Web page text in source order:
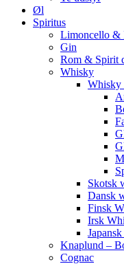
Øl
Spiritus
Limoncello &
Gin
Rom & Spirit
Whisky
Whisky
Skotsk
Dansk
Finsk
Irsk
Knaplund –
Cognac